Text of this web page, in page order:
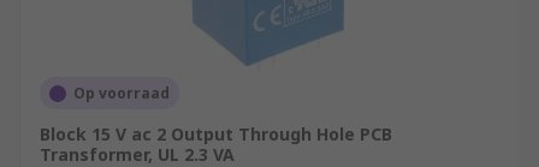
Op voorraad
Block 15 V ac 2 Output Through Hole PCB
Transformer, UL 2.3 VA